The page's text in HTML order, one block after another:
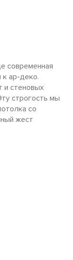
современная
к ар-деко.
и стеновых
строгость мы
со
жест